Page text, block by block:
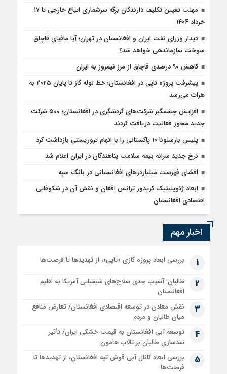
مهلت تعیین تکلیف دارندگان برگه سرشماری اتباع خارجی تا ۱۷
خرداد ۱۴۰۴
دیدار وزرای نفت ایران و افغانستان در تهران؛ آیا مافیای قاچاق
سوخت سازماندهی خواهد شد؟
کاهش ۹۰ درصدی قاچاق از مرز نیمروز به ایران
پیشرفت پروژه تاپی در افغانستان؛ خط لوله گاز تا پایان ۲۰۲۵ به
هرات می‌رسد
افزایش چشمگیر شرکت‌های گردشگری در افغانستان؛ ۵۰۰ شرکت
جدید مجوز فعالیت دریافت کردند
پلیس بارسلونا ۱۰ پاکستانی را با اتهام تروریستی بازداشت کرد
نرخ جدید سرانه بیمه سلامت پناهندگان در ایران اعلام شد
افشای فهرست میلیاردرهای افغانستانی در بانک سپه
ابعاد ژئوپلیتیک کریدور ترانس افغان و نقش آن در شکوفایی
اقتصادی افغانستان
اخبار مهم
1 بررسی ابعاد پروژه گازی «تاپی»، از تهدیدها تا فرصت‌ها
2
طالبان: آسیب جدی سلاح‌های شیمیایی آمریکا به اقلیم
افغانستان
3
نقش معادن در توسعه اقتصادی افغانستان/ تعارض منافع
میان طالبان و مردم
4
توسعه آبی افغانستان به قیمت خشکی ایران/ تأثیر
سدسازی طالبان بر تالاب هامون
5
بررسی ابعاد کانال آبی قوش تپه افغانستان، از تهدیدها تا
فرصت‌ها